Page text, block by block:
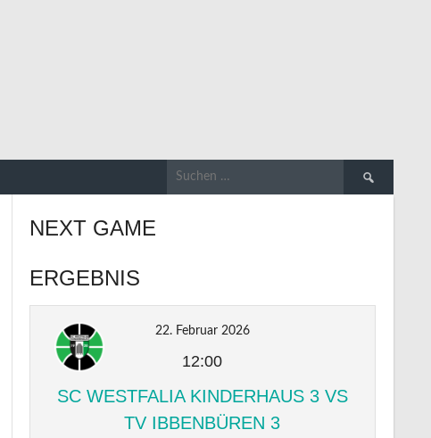
Suchen
NEXT GAME
ERGEBNIS
22. Februar 2026
12:00
SC WESTFALIA KINDERHAUS 3 VS
TV IBBENBÜREN 3